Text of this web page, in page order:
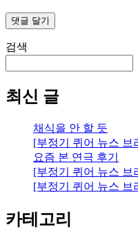
검색
최신 글
채식을 안 할 듯
[부정기 퀴어 뉴스 브
요즘 본 연극 후기
[부정기 퀴어 뉴스 브
[부정기 퀴어 뉴스 브
카테고리